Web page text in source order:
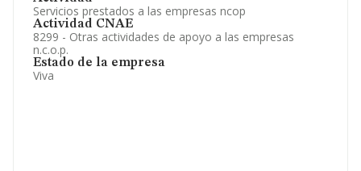
Servicios prestados a las empresas ncop
Actividad CNAE
8299 - Otras actividades de apoyo a las empresas
n.c.o.p.
Estado de la empresa
Viva